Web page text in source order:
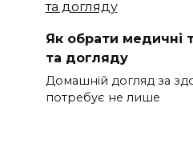
Як обрати медичні
та догляду
Домашній догляд за
потребує не лише